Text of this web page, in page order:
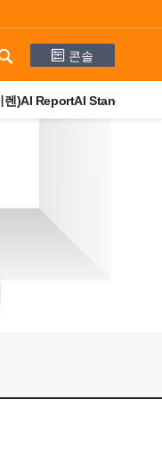
콘솔
렌)AI ReportAI StandBy